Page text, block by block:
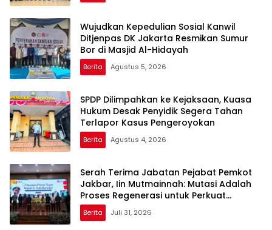
Wujudkan Kepedulian Sosial Kanwil
Ditjenpas DK Jakarta Resmikan Sumur
Bor di Masjid Al-Hidayah
Berita Agustus 5, 2026
SPDP Dilimpahkan ke Kejaksaan, Kuasa
Hukum Desak Penyidik Segera Tahan
Terlapor Kasus Pengeroyokan
Berita Agustus 4, 2026
Serah Terima Jabatan Pejabat Pemkot
Jakbar, Iin Mutmainnah: Mutasi Adalah
Proses Regenerasi untuk Perkuat
Pelayanan Publik
Berita Juli 31, 2026